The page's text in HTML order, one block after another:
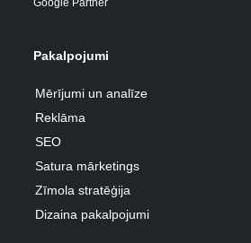
Google Partner
Pakalpojumi
Mērījumi un analīze
Reklāma
SEO
Satura mārketings
Zīmola stratēģija
Dizaina pakalpojumi